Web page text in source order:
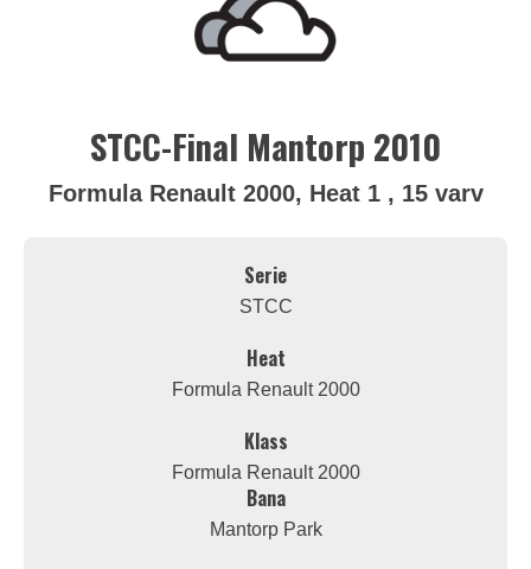
STCC-Final Mantorp 2010
Formula Renault 2000, Heat 1 , 15 varv
Serie
STCC
Heat
Formula Renault 2000
Klass
Formula Renault 2000
Bana
Mantorp Park